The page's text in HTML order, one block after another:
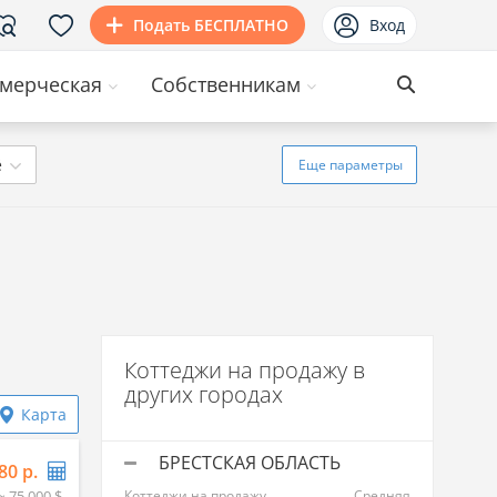
Подать БЕСПЛАТНО Вход
Собственникам
Еще параметры
Карта
р.
Коттеджи на продажу в
других городах
БРЕСТСКАЯ ОБЛАСТЬ